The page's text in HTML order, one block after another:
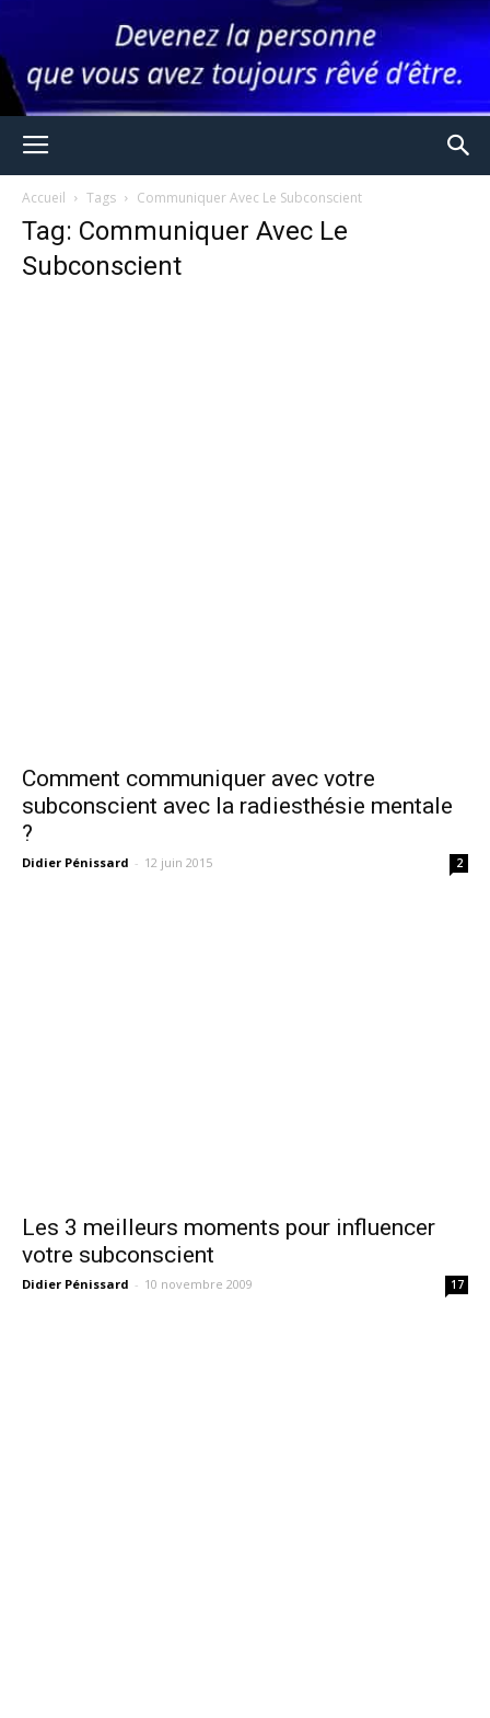
Accueil Tags Communiquer Avec Le Subconscient
Tag: Communiquer Avec Le
Subconscient
Comment communiquer avec votre
subconscient avec la radiesthésie mentale
?
Didier Pénissard - 12 juin 2015 2
Les 3 meilleurs moments pour influencer
votre subconscient
Didier Pénissard - 10 novembre 2009 17